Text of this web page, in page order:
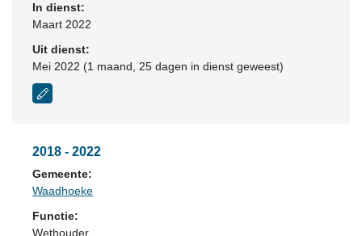
In dienst:
Maart 2022
Uit dienst:
Mei 2022 (1 maand, 25 dagen in dienst geweest)
2018 - 2022
Gemeente:
Waadhoeke
Functie:
Wethouder